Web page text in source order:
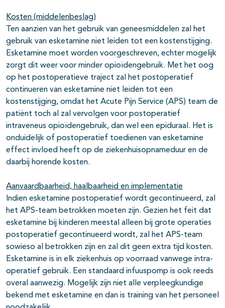
Kosten (middelenbeslag)
Ten aanzien van het gebruik van geneesmiddelen zal het
gebruik van esketamine niet leiden tot een kostenstijging.
Esketamine moet worden voorgeschreven, echter mogelijk
zorgt dit weer voor minder opioïdengebruik. Met het oog
op het postoperatieve traject zal het postoperatief
continueren van esketamine niet leiden tot een
kostenstijging, omdat het Acute Pijn Service (APS) team de
patiënt toch al zal vervolgen voor postoperatief
intraveneus opioïdengebruik, dan wel een epiduraal. Het is
onduidelijk of postoperatief toedienen van esketamine
effect invloed heeft op de ziekenhuisopnameduur en de
daarbij horende kosten.
Aanvaardbaarheid, haalbaarheid en implementatie
Indien esketamine postoperatief wordt gecontinueerd, zal
het APS-team betrokken moeten zijn. Gezien het feit dat
esketamine bij kinderen meestal alleen bij grote operaties
postoperatief gecontinueerd wordt, zal het APS-team
sowieso al betrokken zijn en zal dit geen extra tijd kosten.
Esketamine is in elk ziekenhuis op voorraad vanwege intra-
operatief gebruik. Een standaard infuuspomp is ook reeds
overal aanwezig. Mogelijk zijn niet alle verpleegkundige
bekend met esketamine en dan is training van het personeel